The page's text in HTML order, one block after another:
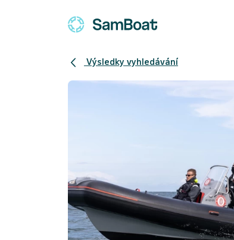
Výsledky vyhledávání